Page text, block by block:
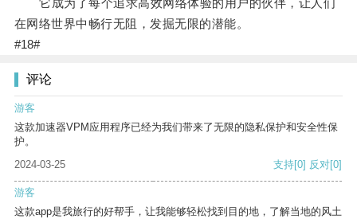
它成为了每个追求高效网络体验的用户的伙伴，让人们
在网络世界中畅行无阻，发掘无限的潜能。
#18#
评论
游客
这款加速器VPM应用程序已经为我们带来了无限的隐私保护和安全性保
护。
2024-03-25
支持[0] 反对[0]
游客
这款app是我旅行的好帮手，让我能够轻松找到目的地，了解当地的风土